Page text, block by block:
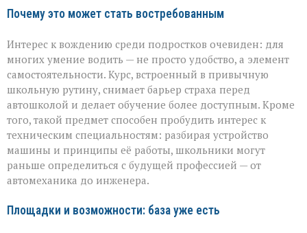
Почему это может стать востребованным
Интерес к вождению среди подростков очевиден: для
многих умение водить — не просто удобство, а элемент
самостоятельности. Курс, встроенный в привычную
школьную рутину, снимает барьер страха перед
автошколой и делает обучение более доступным. Кроме
того, такой предмет способен пробудить интерес к
техническим специальностям: разбирая устройство
машины и принципы её работы, школьники могут
раньше определиться с будущей профессией — от
автомеханика до инженера.
Площадки и возможности: база уже есть